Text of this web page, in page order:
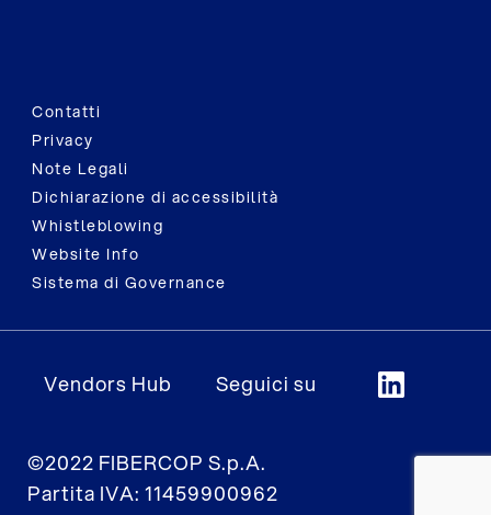
Contatti
Privacy
Note Legali
Dichiarazione di accessibilità
Whistleblowing
Website Info
Sistema di Governance
Vendors Hub Seguici su
©2022 FIBERCOP S.p.A.
Partita IVA: 11459900962